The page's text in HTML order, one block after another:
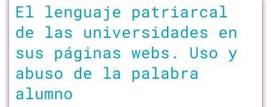
El lenguaje patriarcal
de las universidades en
sus páginas webs. Uso y
abuso de la palabra
alumno